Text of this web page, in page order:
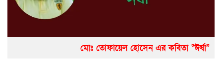
মোঃ তোফায়েল হোসেন এর কবিতা “ঈর্ষা”